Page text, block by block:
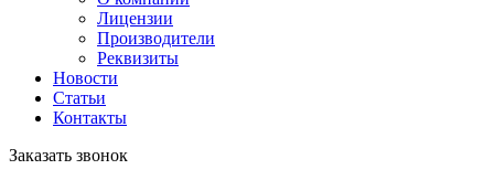
Лицензии
Производители
Реквизиты
Новости
Статьи
Контакты
Заказать звонок